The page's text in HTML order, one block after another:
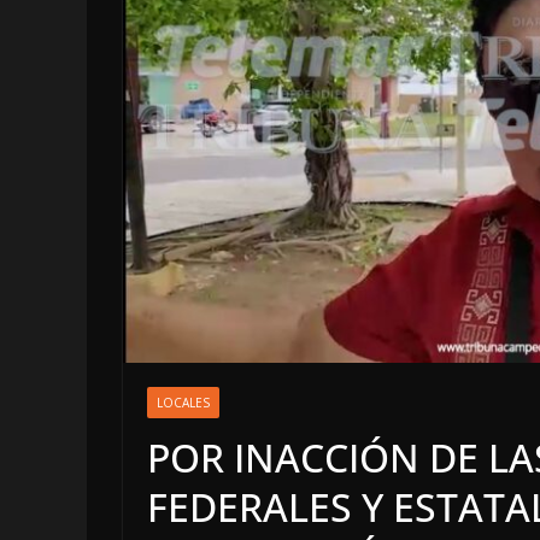
LOCALES
POR INACCIÓN DE
FEDERALES Y
LOCALES OPINIÓN
5 agosto, 2026